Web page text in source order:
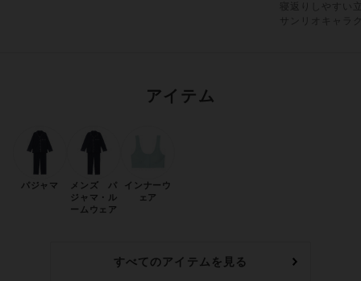
寝返りしやすい
アイテム
パジャマ
メンズ パ
ジャマ・ル
ームウェア
インナーウ
ェア
すべてのアイテムを見る